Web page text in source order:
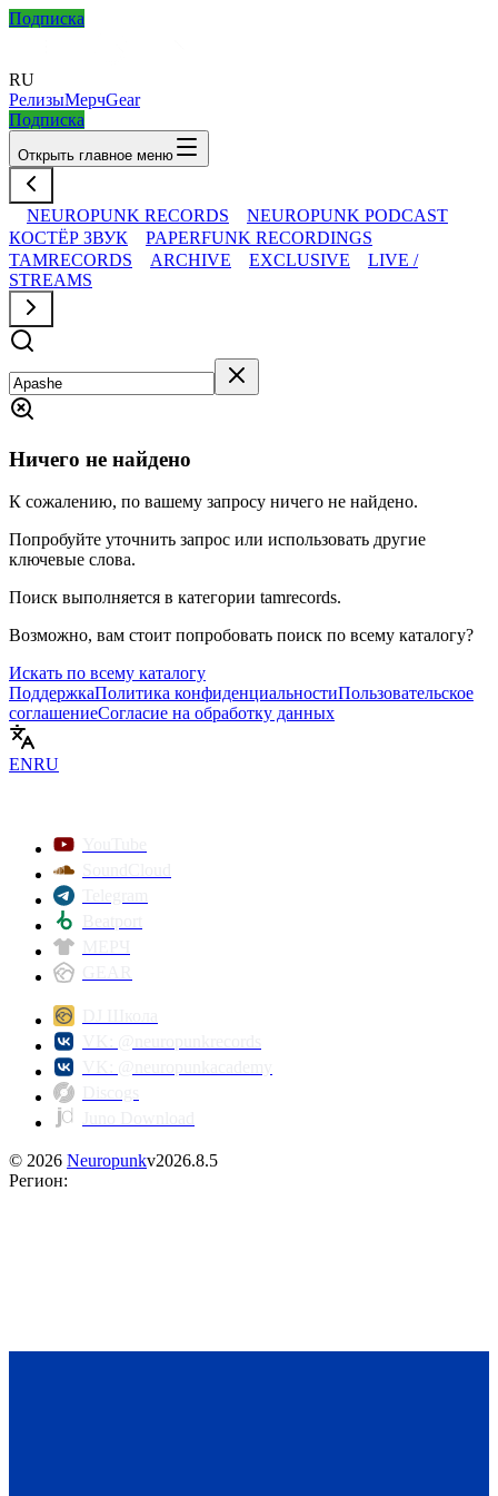
Подписка
RU
РелизыМерчGear
Подписка
Открыть главное меню
NEUROPUNK RECORDS
NEUROPUNK PODCAST
КОСТЁР ЗВУК
PAPERFUNK RECORDINGS
TAMRECORDS
ARCHIVE EXCLUSIVE
LIVE /
STREAMS
Ничего не найдено
К сожалению, по вашему запросу ничего не найдено.
Попробуйте уточнить запрос или использовать другие
ключевые слова.
Поиск выполняется в категории tamrecords.
Возможно, вам стоит попробовать поиск по всему каталогу?
Искать по всему каталогу
ПоддержкаПолитика конфиденциальностиПользовательское
соглашениеСогласие на обработку данных
ENRU
© 2026 Neuropunkv2026.8.5
Регион: